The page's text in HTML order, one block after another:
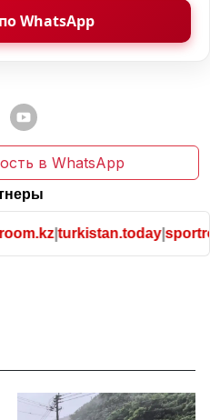
WhatsApp
в WhatsApp
|turkistan.today|